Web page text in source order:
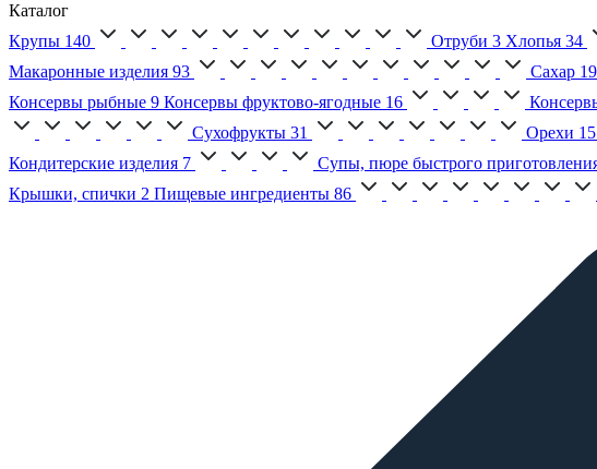
Каталог
Крупы 140 Отруби 3 Хлопья 34
Макаронные изделия 93 Сахар 19
Консервы рыбные 9 Консервы фруктово-ягодные 16
Сухофрукты 31 Орехи 15
Кондитерские изделия 7 Супы, пюре быстрого
Крышки, спички 2 Пищевые ингредиенты 86